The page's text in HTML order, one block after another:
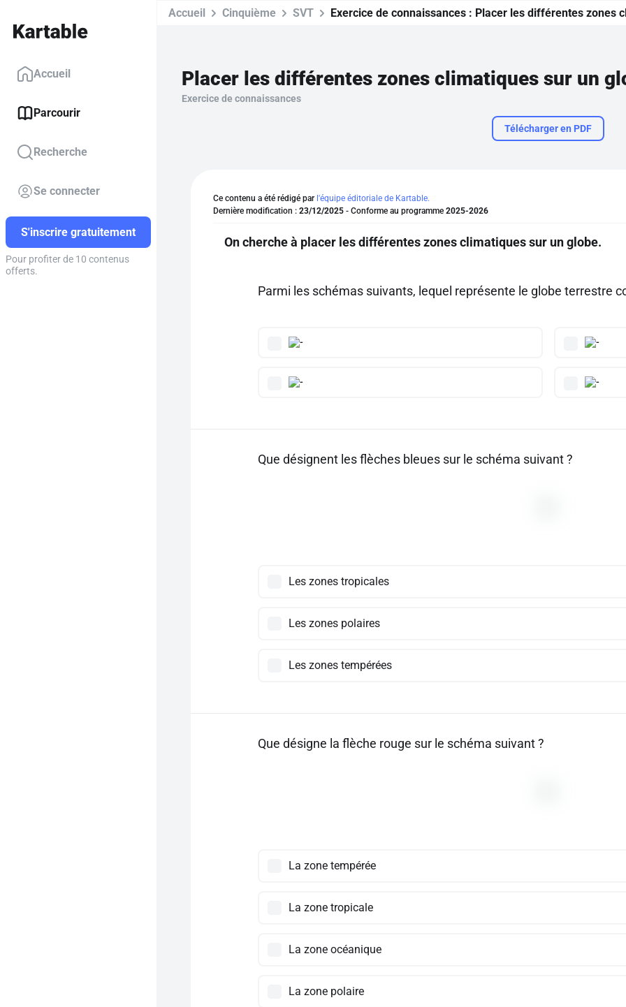
Accueil
Parcourir
Recherche
Se connecter
S'inscrire gratuitement
Pour profiter de 10 contenus
offerts.
Accueil Cinquième SVT Exercice de connaissances : Placer les différentes zones
Placer les différentes zones climatiques sur un
Exercice de connaissances
Télécharger en PDF
Ce contenu a été rédigé par l'équipe éditoriale de Kartable.
Dernière modification : 23/12/2025 - Conforme au programme 2025-2026
On cherche à placer les différentes zones climatiques sur un globe.
Parmi les schémas suivants, lequel représente le globe terrestre
Que désignent les flèches bleues sur le schéma suivant ?
Les zones tropicales
Les zones polaires
Les zones tempérées
Que désigne la flèche rouge sur le schéma suivant ?
La zone tempérée
La zone tropicale
La zone océanique
La zone polaire